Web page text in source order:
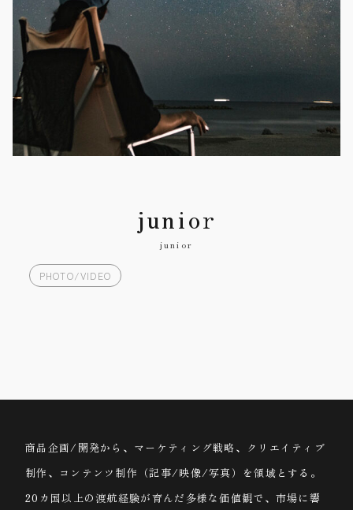
junior
junior
PHOTO/VIDEO
プロフィール
商品企画/開発から、マーケティング戦略、クリエイティブ
制作、コンテンツ制作（記事/映像/写真）を領域とする。
20カ国以上の渡航経験が育んだ多様な価値観で、市場に響